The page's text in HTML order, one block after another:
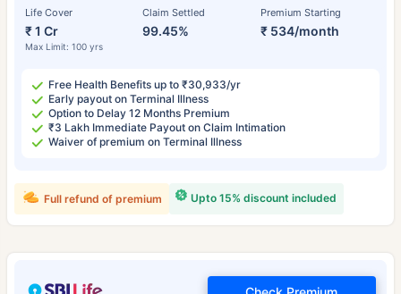
Life Cover
₹ 1 Cr
Max Limit: 100 yrs
Claim Settled
99.45%
Premium Starting
₹ 534/month
Free Health Benefits up to ₹30,933/yr
Early payout on Terminal Illness
Option to Delay 12 Months Premium
₹3 Lakh Immediate Payout on Claim Intimation
Waiver of premium on Terminal Illness
Upto 15% discount included
Full refund of premium